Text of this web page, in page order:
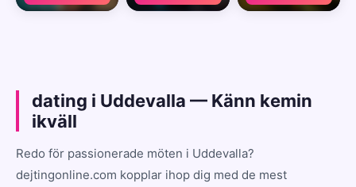
dating i Uddevalla — Känn kemin
ikväll
Redo för passionerade möten i Uddevalla?
dejtingonline.com kopplar ihop dig med de mest